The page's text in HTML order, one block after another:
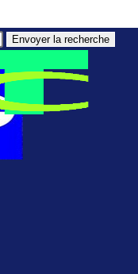
Envoyer la recherche